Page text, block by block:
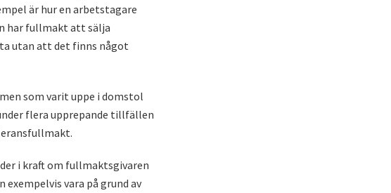
är hur en arbetstagare
har fullmakt att sälja
utan att det finns något
som varit uppe i domstol
flera upprepande tillfällen
i kraft om fullmaktsgivaren
vara på grund av